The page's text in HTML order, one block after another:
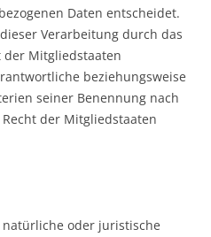
Daten entscheidet.
Verarbeitung durch das
der Mitgliedstaaten
beziehungsweise
seiner Benennung nach
der Mitgliedstaaten
oder juristische